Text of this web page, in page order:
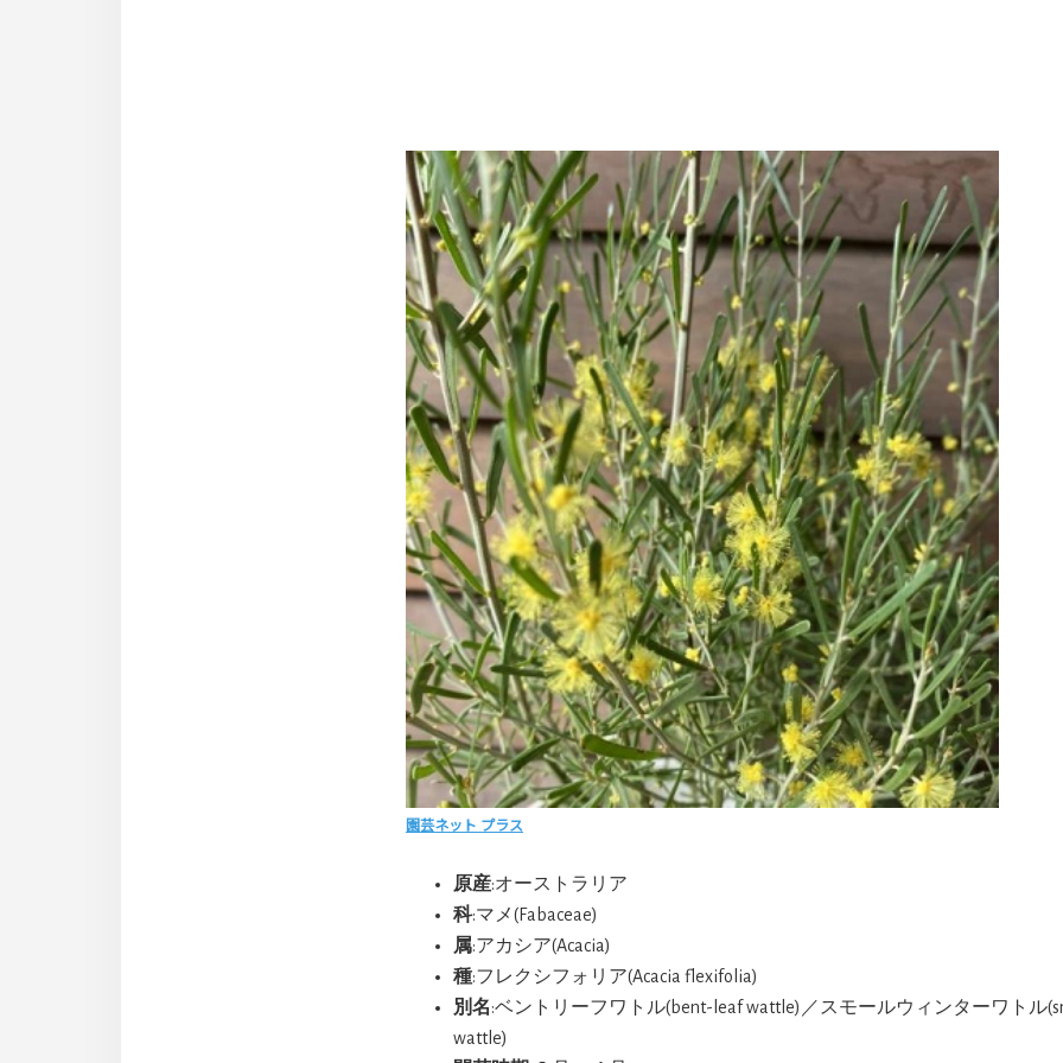
園芸ネット プラス
原産:オーストラリア
科:マメ(Fabaceae)
属:アカシア(Acacia)
種:フレクシフォリア(Acacia flexifolia)
別名:ベントリーフワトル(bent-leaf wattle)／スモールウィンターワトル
wattle)